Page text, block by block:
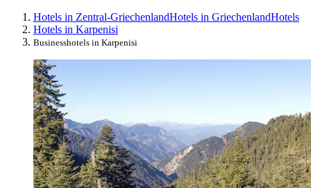
Hotels in Zentral-GriechenlandHotels in GriechenlandHotels
Hotels in Karpenisi
Businesshotels in Karpenisi